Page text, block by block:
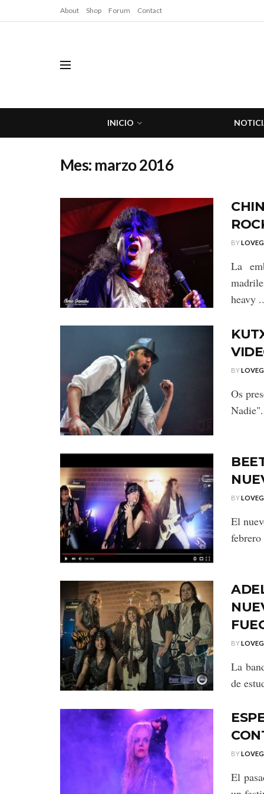
About Shop Forum Contact
INICIO
Mes: marzo 2016
BY
La
heavy
BY
Os
BY
El
BY
La
de
BY
El